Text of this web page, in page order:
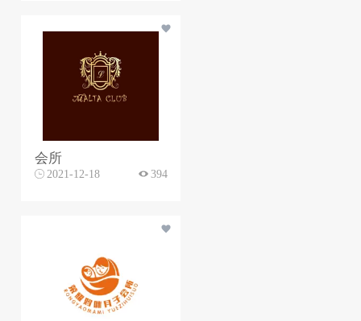
会所
2021-12-18 394